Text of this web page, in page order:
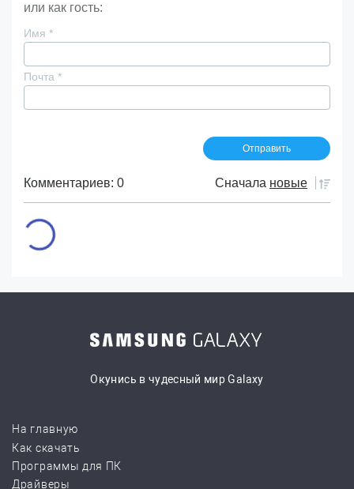
или как гость:
Имя *
Почта *
Комментариев: 0 Сначала новые
Окунись в чудесный мир Galaxy
На главную
Как скачать
Программы для ПК
Драйверы